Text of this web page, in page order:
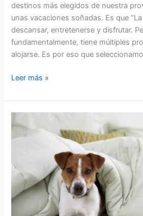
destinos más elegidos de nuestra
unas vacaciones soñadas. Es que
descansar, entretenerse y disfrutar.
fundamentalmente, tiene múltiples
alojarse. Es por eso que
Leer más »
hospedarse
en
Córdoba